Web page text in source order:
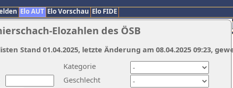
Elo AUT Elo Vorschau Elo FIDE
Elozahlen des ÖSB
Kategorie
Geschlecht
Stand 01.04.2025, letzte Änderung am 08.04.2025 09:23,